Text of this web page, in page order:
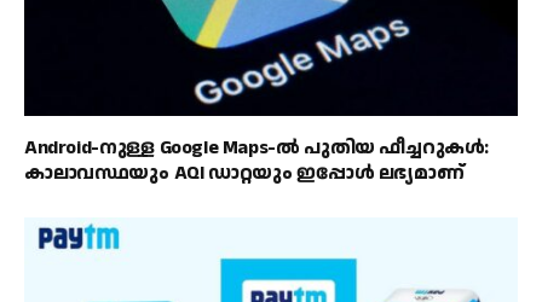
Android-നുള്ള Google Maps-ൽ പുതിയ ഫീച്ചറുകൾ:
കാലാവസ്ഥയും AQI ഡാറ്റയും ഇപ്പോൾ ലഭ്യമാണ്